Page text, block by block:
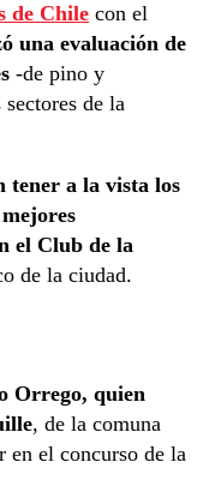
de Chile con el
una evaluación de
-de pino y
de la
tener a la vista los
el Club de la
de la ciudad.
Orrego, quien
, de la comuna
en el concurso de la